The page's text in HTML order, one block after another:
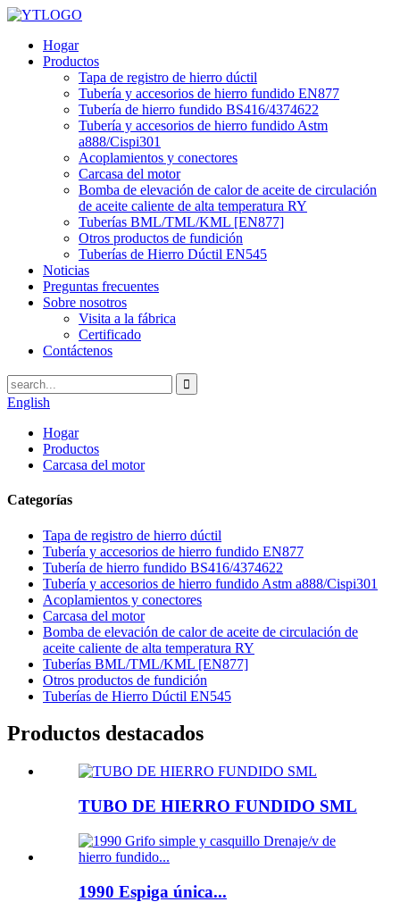
Hogar
Productos
Tapa de registro de hierro dúctil
Tubería y accesorios de hierro fundido EN877
Tubería de hierro fundido BS416/4374622
Tubería y accesorios de hierro fundido Astm
a888/Cispi301
Acoplamientos y conectores
Carcasa del motor
Bomba de elevación de calor de aceite de circulación
de aceite caliente de alta temperatura RY
Tuberías BML/TML/KML [EN877]
Otros productos de fundición
Tuberías de Hierro Dúctil EN545
Noticias
Preguntas frecuentes
Sobre nosotros
Visita a la fábrica
Certificado
Contáctenos
English
Hogar
Productos
Carcasa del motor
Categorías
Tapa de registro de hierro dúctil
Tubería y accesorios de hierro fundido EN877
Tubería de hierro fundido BS416/4374622
Tubería y accesorios de hierro fundido Astm a888/Cispi301
Acoplamientos y conectores
Carcasa del motor
Bomba de elevación de calor de aceite de circulación de
aceite caliente de alta temperatura RY
Tuberías BML/TML/KML [EN877]
Otros productos de fundición
Tuberías de Hierro Dúctil EN545
Productos destacados
TUBO DE HIERRO FUNDIDO SML
1990 Espiga única...